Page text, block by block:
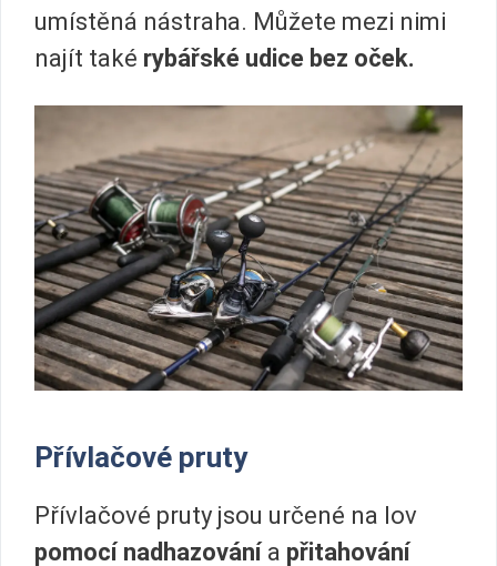
umístěná nástraha. Můžete mezi nimi
najít také rybářské udice bez oček.
Přívlačové pruty
Přívlačové pruty jsou určené na lov
pomocí nadhazování a přitahování